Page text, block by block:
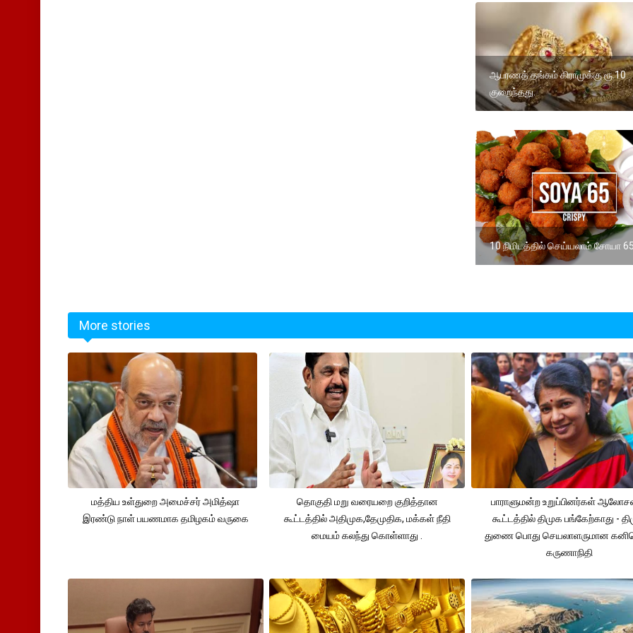
ஆபரணத் தங்கம் கிராமுக்கு ரூ.10
குறைந்தது.
10 நிமிடத்தில் செய்யலாம் சோயா
More stories
மத்திய உள்துறை அமைச்சர் அமித்ஷா
இரண்டு நாள் பயணமாக தமிழகம் வருகை
தொகுதி மறு வரையறை குறித்தான
கூட்டத்தில் அதிமுக,தேமுதிக, மக்கள் நீதி
மையம் கலந்து கொள்ளாது .
பாராளுமன்ற உறுப்பினர்கள்
கூட்டத்தில் திமுக பங்கேற்காது -
துணை பொது செயலாளருமான
கருணாநிதி